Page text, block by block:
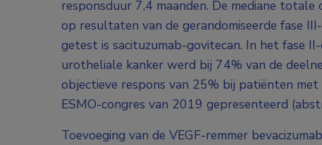
responsduur 7,4 maanden. De mediane totale
op resultaten van de gerandomiseerde fase
getest is sacituzumab-govitecan. In het fase
urotheliale kanker werd bij 74% van de
objectieve respons van 25% bij patiënten
ESMO-congres van 2019 gepresenteerd
Toevoeging van de VEGF-remmer